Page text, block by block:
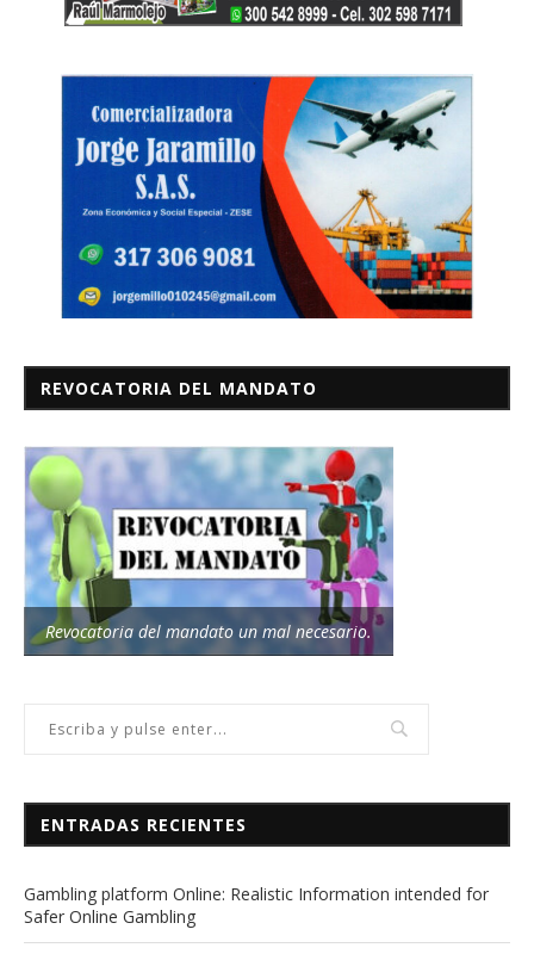
REVOCATORIA DEL MANDATO
Revocatoria del mandato un mal necesario.
ENTRADAS RECIENTES
Gambling platform Online: Realistic Information intended for
Safer Online Gambling